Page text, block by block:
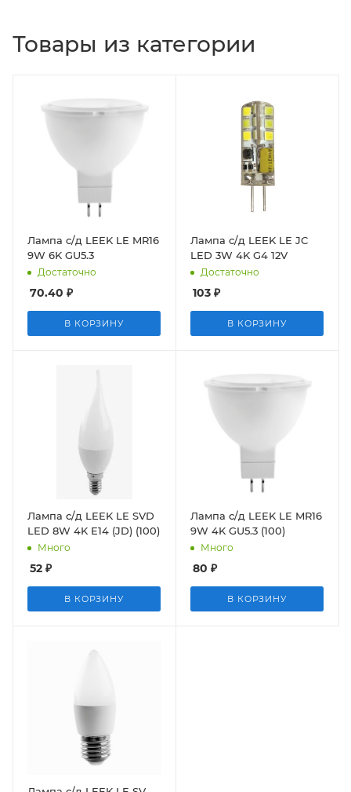
Товары из категории
Лампа с/д LEEK LE MR16
9W 6K GU5.3
Достаточно
70.40 ₽
В КОРЗИНУ
Лампа с/д LEEK LE JC
LED 3W 4K G4 12V
Достаточно
103 ₽
В КОРЗИНУ
Лампа с/д LEEK LE SVD
LED 8W 4K E14 (JD) (100)
Много
52 ₽
В КОРЗИНУ
Лампа с/д LEEK LE MR16
9W 4K GU5.3 (100)
Много
80 ₽
В КОРЗИНУ